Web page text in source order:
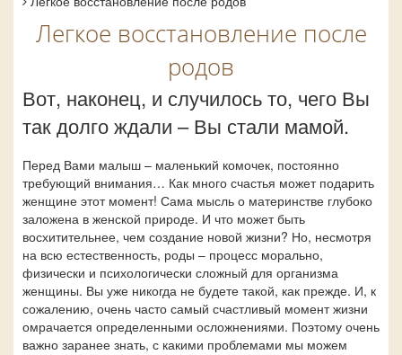
Легкое восстановление после
родов
Вот, наконец, и случилось то, чего Вы
так долго ждали – Вы стали мамой.
Перед Вами малыш – маленький комочек, постоянно
требующий внимания… Как много счастья может подарить
женщине этот момент! Сама мысль о материнстве глубоко
заложена в женской природе. И что может быть
восхитительнее, чем создание новой жизни? Но, несмотря
на всю естественность, роды – процесс морально,
физически и психологически сложный для организма
женщины. Вы уже никогда не будете такой, как прежде. И, к
сожалению, очень часто самый счастливый момент жизни
омрачается определенными осложнениями. Поэтому очень
важно заранее знать, с какими проблемами мы можем